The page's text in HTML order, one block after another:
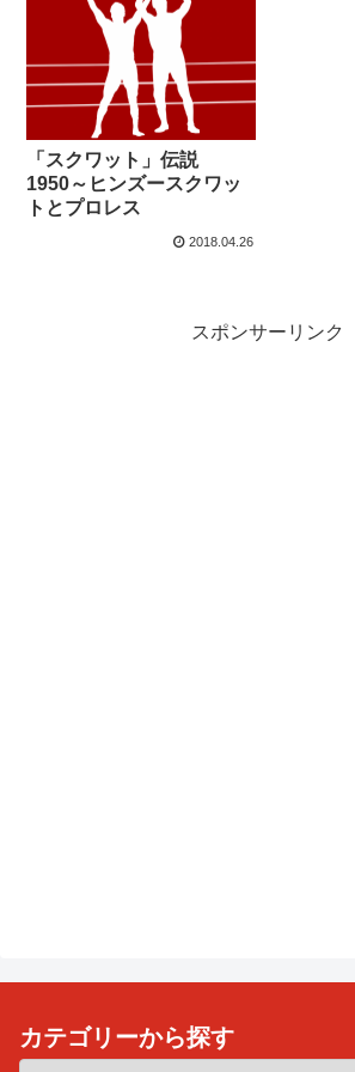
「スクワット」伝説
1950～ヒンズースクワッ
トとプロレス
2018.04.26
スポンサーリンク
カテゴリーから探す